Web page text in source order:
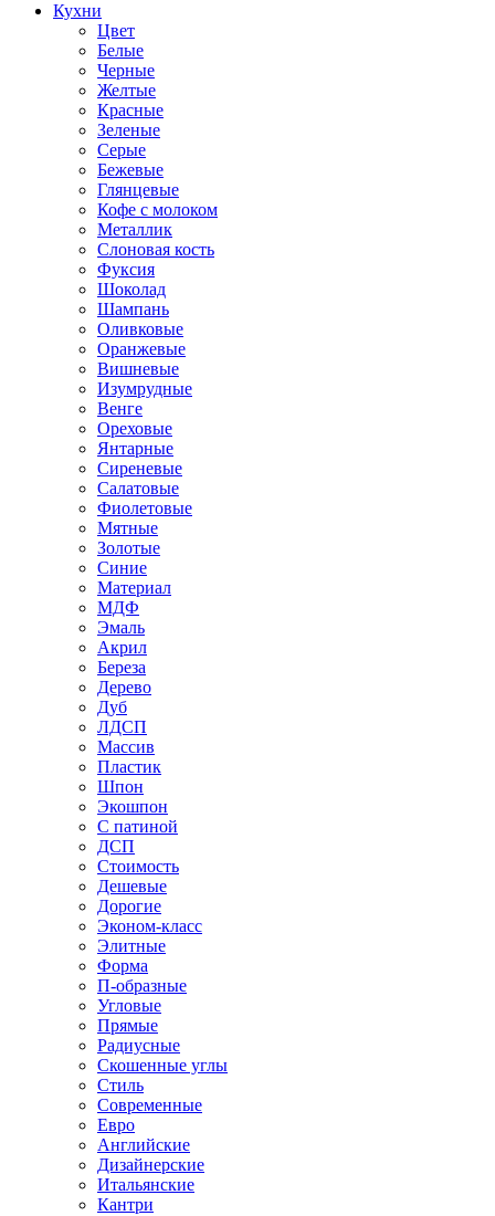
Кухни
Цвет
Белые
Черные
Желтые
Красные
Зеленые
Серые
Бежевые
Глянцевые
Кофе с молоком
Металлик
Слоновая кость
Фуксия
Шоколад
Шампань
Оливковые
Оранжевые
Вишневые
Изумрудные
Венге
Ореховые
Янтарные
Сиреневые
Салатовые
Фиолетовые
Мятные
Золотые
Синие
Материал
МДФ
Эмаль
Акрил
Береза
Дерево
Дуб
ЛДСП
Массив
Пластик
Шпон
Экошпон
С патиной
ДСП
Стоимость
Дешевые
Дорогие
Эконом-класс
Элитные
Форма
П-образные
Угловые
Прямые
Радиусные
Скошенные углы
Стиль
Современные
Евро
Английские
Дизайнерские
Итальянские
Кантри